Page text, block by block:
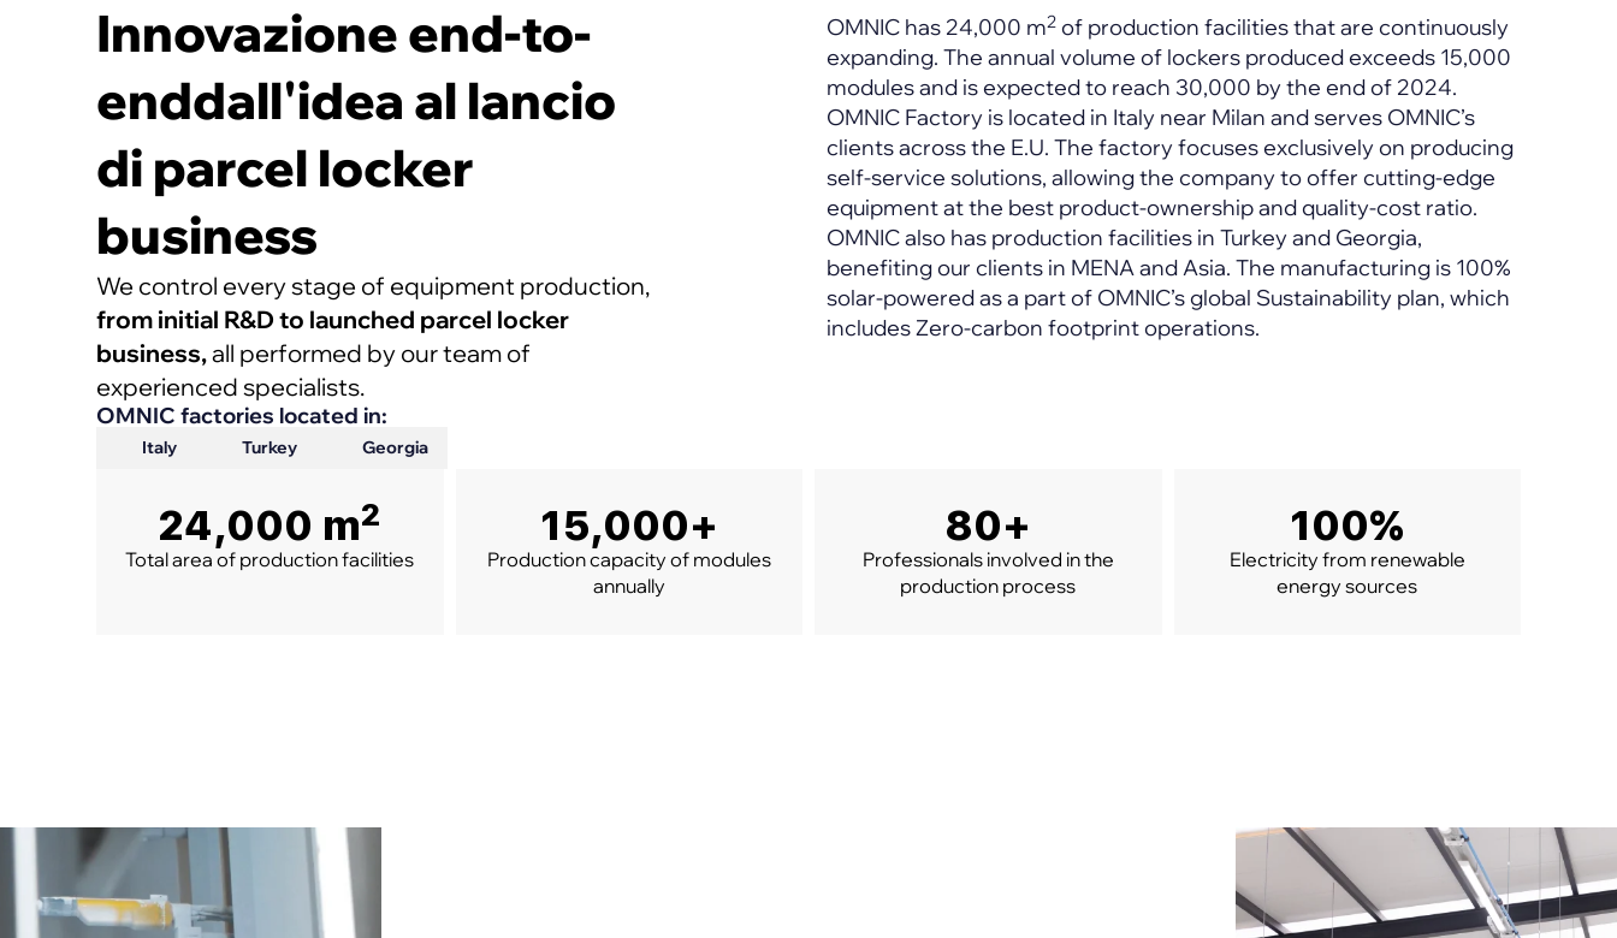
Innovazione end-to-
enddall'idea al lancio
di parcel locker
business
We control every stage of equipment production,
from initial R&D to launched parcel locker
business,all performed by our team of
experienced specialists.
OMNIC factories located in:
Italy Turkey Georgia
OMNIC has 24,000 m2of production facilities that are continuously
expanding. The annual volume of lockers produced exceeds 15,000
modules and is expected to reach 30,000 by the end of 2024.
OMNIC Factory is located in Italy near Milan and serves OMNIC’s
clients across the E.U. The factory focuses exclusively on producing
self-service solutions, allowing the company to offer cutting-edge
equipment at the best product-ownership and quality-cost ratio.
OMNIC also has production facilities in Turkey and Georgia,
benefiting our clients in MENA and Asia. The manufacturing is 100%
solar-powered as a part of OMNIC’s global Sustainability plan, which
includes Zero-carbon footprint operations.
24,000 m2
Total area of production facilities
15,000+
Production capacity of modules
annually
80+
Professionals involved in the
production process
100%
Electricity from renewable
energy sources